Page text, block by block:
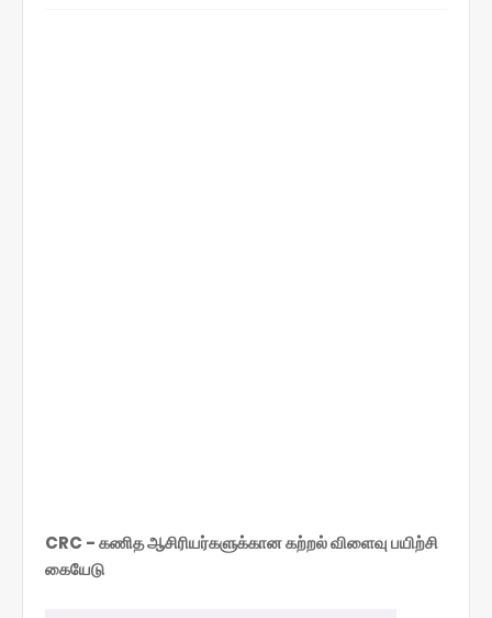
CRC - கணித ஆசிரியர்களுக்கான கற்றல் விளைவு பயிற்சி
கையேடு